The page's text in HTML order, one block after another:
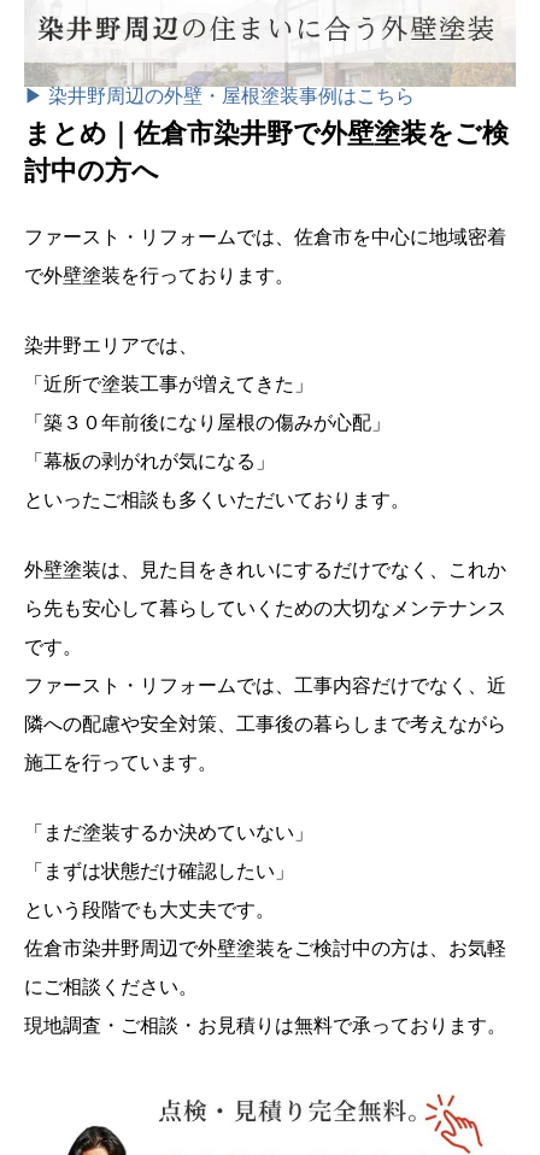
▶ 染井野周辺の外壁・屋根塗装事例はこちら
まとめ｜佐倉市染井野で外壁塗装をご検
討中の方へ
ファースト・リフォームでは、佐倉市を中心に地域密着
で外壁塗装を行っております。
染井野エリアでは、
「近所で塗装工事が増えてきた」
「築３０年前後になり屋根の傷みが心配」
「幕板の剥がれが気になる」
といったご相談も多くいただいております。
外壁塗装は、見た目をきれいにするだけでなく、これか
ら先も安心して暮らしていくための大切なメンテナンス
です。
ファースト・リフォームでは、工事内容だけでなく、近
隣への配慮や安全対策、工事後の暮らしまで考えながら
施工を行っています。
「まだ塗装するか決めていない」
「まずは状態だけ確認したい」
という段階でも大丈夫です。
佐倉市染井野周辺で外壁塗装をご検討中の方は、お気軽
にご相談ください。
現地調査・ご相談・お見積りは無料で承っております。